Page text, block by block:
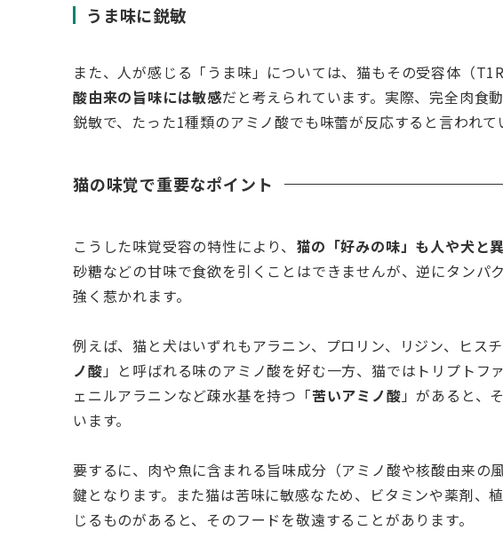
うま味に鋭敏
また、人が感じる「うま味」については、猫もその受容体（
酸由来の旨味には敏感だと考えられています。実際、完全肉食
鋭敏で、たった1種類のアミノ酸でも味蕾が反応すると言われて
猫の味覚で重要なポイント
こうした味覚受容の特性により、 猫の「好みの味」も人や犬と
砂糖などの甘味で食欲を引くことはできませんが、逆にタンパ
強く惹かれます。
例えば、猫と犬はいずれもアラニン、プロリン、リジン、ヒス
ノ酸 」と呼ばれる味のアミノ酸を好む一方、猫ではトリプトフ
ェニルアラニンなど疎水基を持つ「苦いアミノ酸 」があると、
います。
要するに、肉や魚に含まれる旨味成分（アミノ酸や核酸由来の
鍵となります。また猫は苦味に敏感なため、ビタミンや薬剤、
じるものがあると、そのフードを敬遠することがあります。